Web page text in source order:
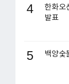
4
한화오
발표
5 백양숯